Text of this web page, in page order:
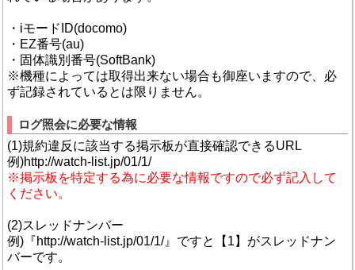
・iモードID(docomo)
・EZ番号(au)
・固体識別番号(SoftBank)
※機種によっては取得出来ない場合も御座いますので、必
ず記録されているとは限りません。
ログ照会に必要な情報
(1)規約違反に該当する掲示板が直接確認できるURL
例)http://watch-list.jp/01/1/
※掲示板を特定する為に必要な情報ですので必ず記入して
ください。
(2)スレッドナンバー
例)『http://watch-list.jp/01/1/』ですと【1】がスレッドナン
バーです。